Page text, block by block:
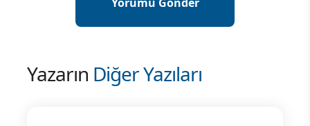
Yazarın Diğer Yazıları